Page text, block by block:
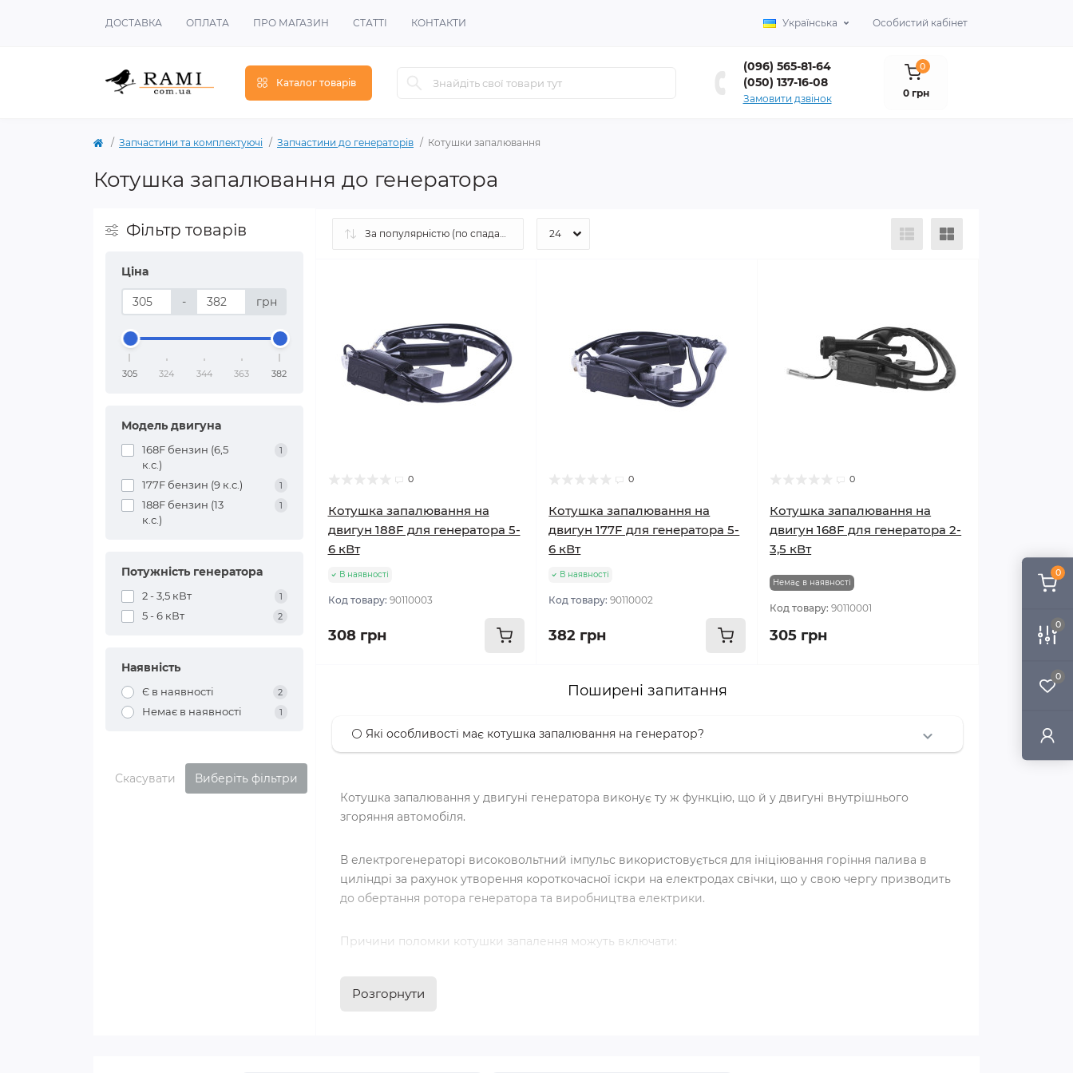
0
0
0
ДОСТАВКА ОПЛАТА ПРО МАГАЗИН СТАТТІ КОНТАКТИ Українська Особистий кабінет
Каталог товарів
(096) 565-81-64
(050) 137-16-08
Замовити дзвінок
0
0 грн
Запчастини та комплектуючі Запчастини до генераторів Котушки запалювання
Котушка запалювання до генератора
Фільтр товарів
Ціна
- грн
305 324 344 363 382
Модель двигуна
168F бензин (6,5
к.с.)
1
177F бензин (9 к.с.) 1
188F бензин (13
к.с.)
1
Потужність генератора
2 - 3,5 кВт 1
5 - 6 кВт 2
Наявність
Є в наявності 2
Немає в наявності 1
Скасувати Виберіть фільтри
0
Котушка запалювання на
двигун 188F для генератора 5-
6 кВт
В наявності
Код товару: 90110003
308 грн
0
Котушка запалювання на
двигун 177F для генератора 5-
6 кВт
В наявності
Код товару:90110002
382 грн
0
Котушка запалювання на
двигун 168F для генератора 2-
3,5 кВт
Немає в наявності
Код товару:90110001
305 грн
Поширені запитання
⚪ Які особливості має котушка запалювання на генератор?
Котушка запалювання у двигуні генератора виконує ту ж функцію, що й у двигуні внутрішнього
згоряння автомобіля.
В електрогенераторі високовольтний імпульс використовується для ініціювання горіння палива в
циліндрі за рахунок утворення короткочасної іскри на електродах свічки, що у свою чергу призводить
до обертання ротора генератора та виробництва електрики.
Причини поломки котушки запалення можуть включати:
перегріватись і виходити з ладу.
Розгорнути